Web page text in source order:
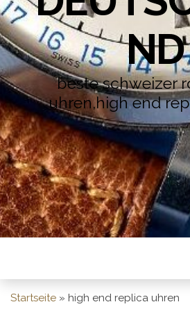
ND
beste schweizer
uhren,high end
Startseite » high end replica uhren